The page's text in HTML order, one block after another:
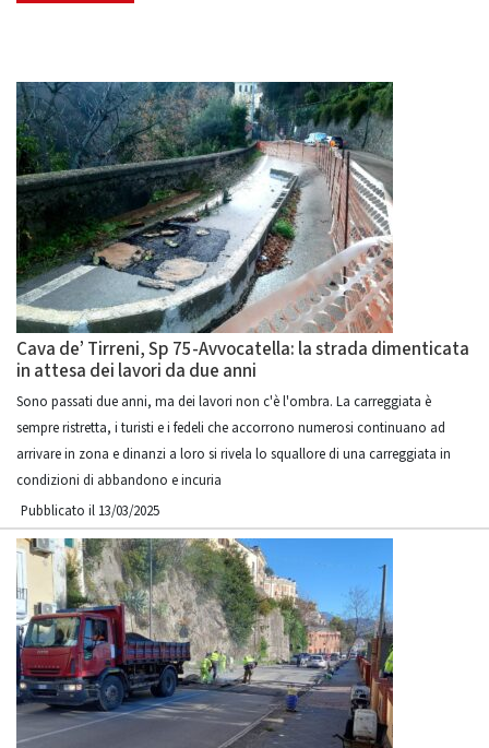
Cava de’ Tirreni, Sp 75-Avvocatella: la strada dimenticata
in attesa dei lavori da due anni
Sono passati due anni, ma dei lavori non c'è l'ombra. La carreggiata è
sempre ristretta, i turisti e i fedeli che accorrono numerosi continuano ad
arrivare in zona e dinanzi a loro si rivela lo squallore di una carreggiata in
condizioni di abbandono e incuria
Pubblicato il 13/03/2025